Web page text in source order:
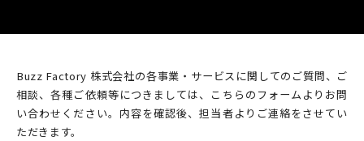
Buzz Factory 株式会社の各事業・サービスに関してのご質問、ご
相談、各種ご依頼等につきましては、こちらのフォームよりお問
い合わせください。内容を確認後、担当者よりご連絡をさせてい
ただきます。